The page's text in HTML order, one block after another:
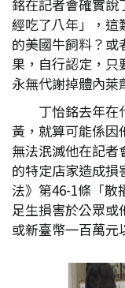
銘在記者會確實說
經吃了八年」，這
的美國牛飼料？或
果，自行認定，只
永無代謝掉體內萊
丁怡銘去年在
黃，就算可能係因
無法泯滅他在記者
的特定店家造成
法》第46-1條「散
足生損害於公眾或
或新臺幣一百萬元